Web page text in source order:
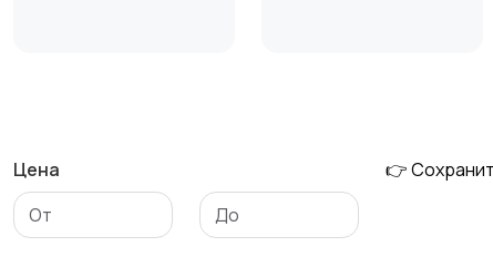
Детская одежда Детская обувь
Цена 👉